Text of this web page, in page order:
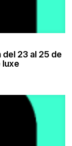
23 al 25 de
luxe